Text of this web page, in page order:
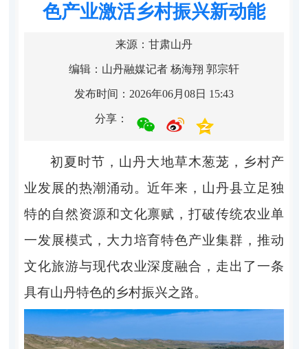
色产业激活乡村振兴新动能
来源：甘肃山丹
编辑：山丹融媒记者 杨海翔 郭宗轩
发布时间：2026年06月08日 15:43
分享：
初夏时节，山丹大地草木葱茏，乡村产
业发展的热潮涌动。近年来，山丹县立足独
特的自然资源和文化禀赋，打破传统农业单
一发展模式，大力培育特色产业集群，推动
文化旅游与现代农业深度融合，走出了一条
具有山丹特色的乡村振兴之路。